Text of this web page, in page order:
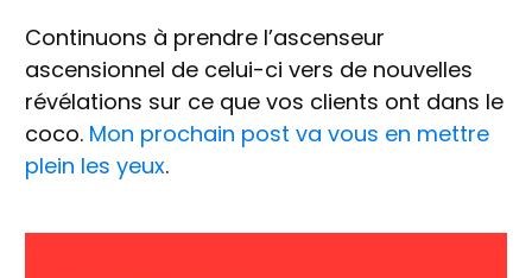
Continuons à prendre l’ascenseur
ascensionnel de celui-ci vers de nouvelles
révélations sur ce que vos clients ont dans le
coco. Mon prochain post va vous en mettre
plein les yeux.